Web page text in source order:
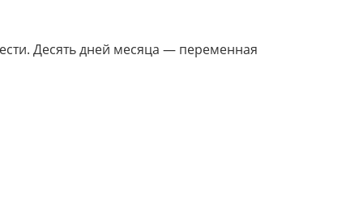
Десять дней месяца — переменная